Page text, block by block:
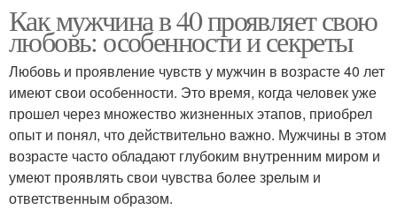
Как мужчина в 40 проявляет свою
любовь: особенности и секреты
Любовь и проявление чувств у мужчин в возрасте 40 лет
имеют свои особенности. Это время, когда человек уже
прошел через множество жизненных этапов, приобрел
опыт и понял, что действительно важно. Мужчины в этом
возрасте часто обладают глубоким внутренним миром и
умеют проявлять свои чувства более зрелым и
ответственным образом.